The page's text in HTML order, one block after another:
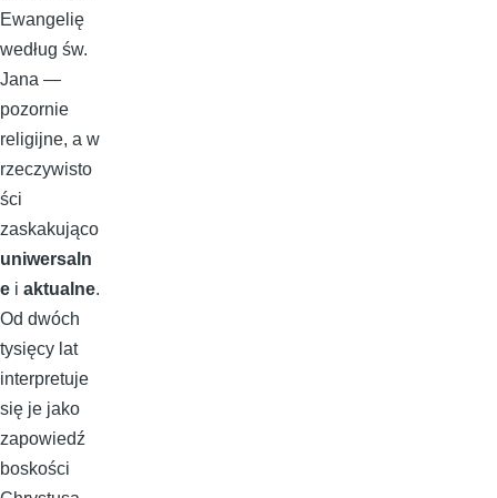
Ewangelię
według św.
Jana —
pozornie
religijne, a w
rzeczywisto
ści
zaskakująco
uniwersaln
e i aktualne.
Od dwóch
tysięcy lat
interpretuje
się je jako
zapowiedź
boskości